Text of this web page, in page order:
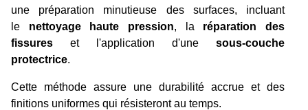
une préparation minutieuse des surfaces, incluant
le nettoyage haute pression, la réparation des
fissures et l'application d'une sous-couche
protectrice.
Cette méthode assure une durabilité accrue et des
finitions uniformes qui résisteront au temps.